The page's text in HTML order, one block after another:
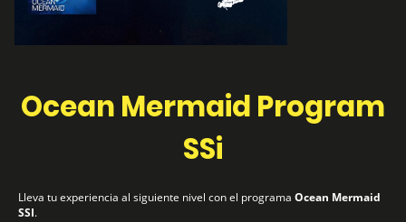
Ocean Mermaid Program
SSi
Lleva tu experiencia al siguiente nivel con el programa Ocean Mermaid
SSI.